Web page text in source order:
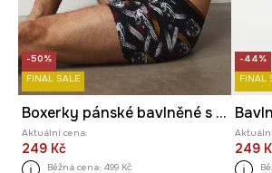
-50%
FINAL SALE
Boxerky pánské bavlněné s elastanem 2-pack
Aktuální cena:
249 Kč
Běžná cena: 499 Kč
-44%
FINAL
249